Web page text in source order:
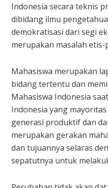
Indonesia secara teknis
dibidang ilmu
demokratisasi dari segi
merupakan masalah
Mahasiswa merupakan
bidang tertentu dan
Mahasiswa Indonesia
Indonesia yang
generasi produktif dan
merupakan gerakan
dan tujuannya selaras
sepatutnya untuk